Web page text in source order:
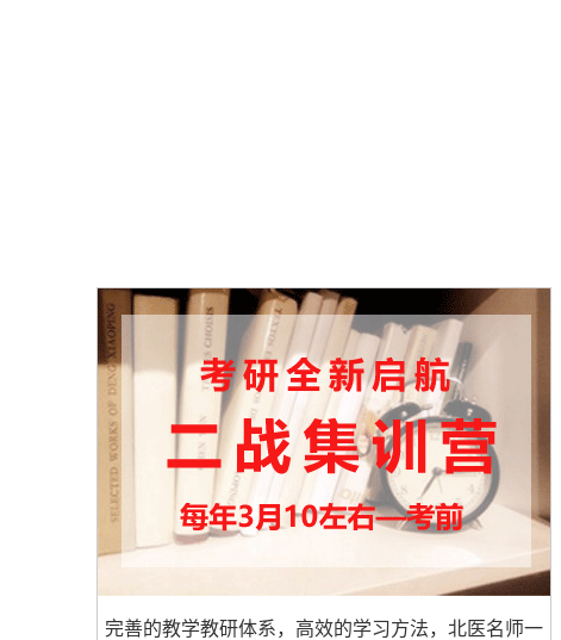
完善的教学教研体系，高效的学习方法，北医名师一